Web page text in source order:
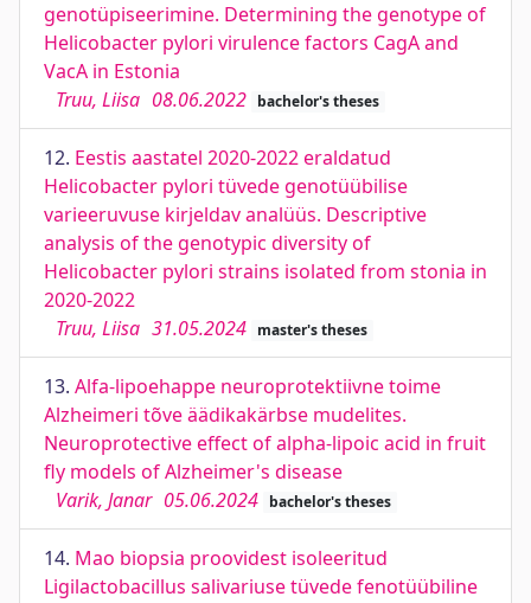
genotüpiseerimine. Determining the genotype of
Helicobacter pylori virulence factors CagA and
VacA in Estonia
Truu, Liisa 08.06.2022 bachelor's theses
12. Eestis aastatel 2020-2022 eraldatud
Helicobacter pylori tüvede genotüübilise
varieeruvuse kirjeldav analüüs. Descriptive
analysis of the genotypic diversity of
Helicobacter pylori strains isolated from stonia in
2020-2022
Truu, Liisa 31.05.2024 master's theses
13. Alfa-lipoehappe neuroprotektiivne toime
Alzheimeri tõve äädikakärbse mudelites.
Neuroprotective effect of alpha-lipoic acid in fruit
fly models of Alzheimer's disease
Varik, Janar 05.06.2024 bachelor's theses
14. Mao biopsia proovidest isoleeritud
Ligilactobacillus salivariuse tüvede fenotüübiline